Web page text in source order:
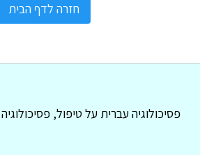
חזרה לדף הבית
פסיכולוגיה עברית על טיפול, פסיכולוגיה